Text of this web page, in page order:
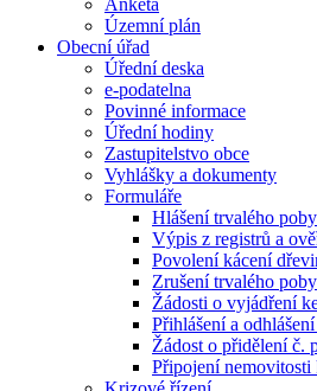
Anketa
Územní plán
Obecní úřad
Úřední deska
e-podatelna
Povinné informace
Úřední hodiny
Zastupitelstvo obce
Vyhlášky a dokumenty
Formuláře
Hlášení trvalého
Výpis z registrů a
Povolení kácení
Zrušení trvalého
Žádosti o vyjádření
Přihlášení a odhlášení
Žádost o přidělení č.
Připojení